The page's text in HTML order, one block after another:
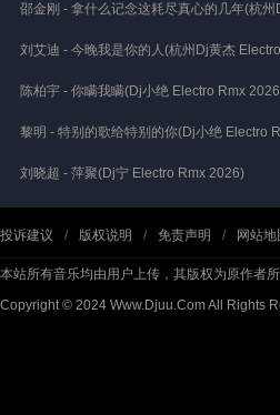
刘艾迪 - 今晚我是你的人(杭州Dj黄杰
陈柏宇 - 你瞒我瞒(Dj小绝 Electro Rmx
黎明 - 特别的歌给特别的你(Dj小绝 Electro
刘晓超 - 萍聚(Dj宁 Electro Rmx 2026)
投诉建议 / 版权说明 / 免责声明 / 网站地
本站所有音乐均由用户上传，其版权为原作者
Copyright © 2024 Www.Djuu.Com All Rights